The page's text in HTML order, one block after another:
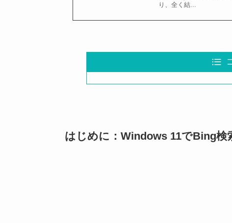
り、全く結...
はじめに：Windows 11でBing検